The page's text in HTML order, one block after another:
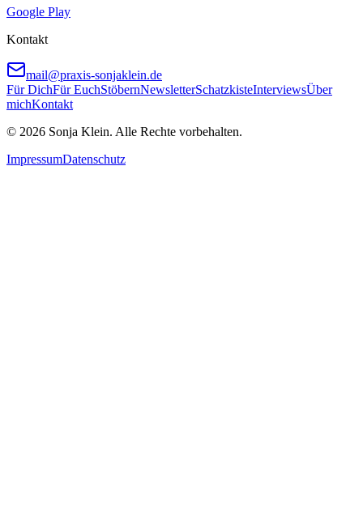
Google Play
Kontakt
mail@praxis-sonjaklein.de
Für DichFür EuchStöbernNewsletterSchatzkisteInterviewsÜber
michKontakt
© 2026 Sonja Klein. Alle Rechte vorbehalten.
ImpressumDatenschutz